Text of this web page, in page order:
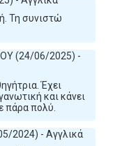
Τη συνιστώ
(24/06/2025) -
Έχει
και κάνει
πάρα πολύ.
2024) - Αγγλικά